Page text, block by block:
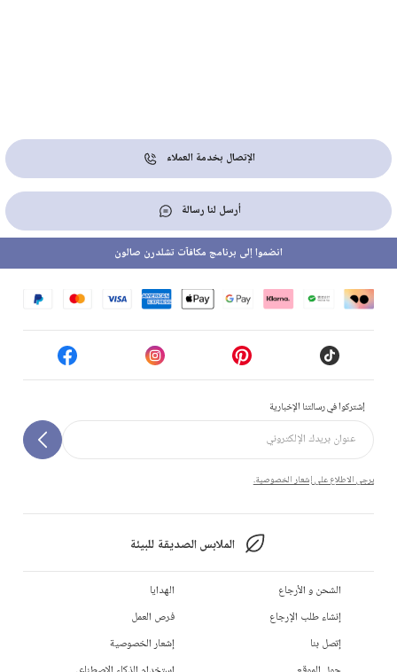
الإتصال بخدمة العملاء
أرسل لنا رسالة
إشتركوا في رسالتنا الإخبارية
يرجى الاطلاع على إشعار الخصوصية.
الملابس الصديقة للبيئة
انضموا إلى برنامج مكافآت تشلدرن صالون
الشحن و الأرجاع
إنشاء طلب الإرجاع
إتصل بنا
الهدايا
فرص العمل
إشعار الخصوصية